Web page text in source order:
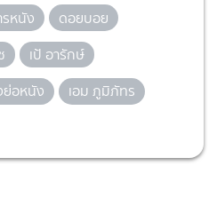
รหนัง
ดอยบอย
เป้ อารักษ์
ย่อหนัง เอม ภูมิภัทร